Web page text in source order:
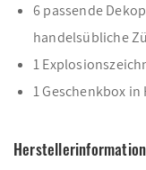
6 passende
handelsübliche
1
1 Geschenkbox